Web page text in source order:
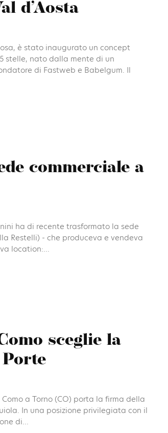
d’Aosta
è stato inaugurato un concept
stelle, nato dalla mente di un
di Fastweb e Babelgum. Il
commerciale a
ha di recente trasformato la sede
Restelli) - che produceva e vendeva
location:...
sceglie la
a Torno (CO) porta la firma della
In una posizione privilegiata con il
di...